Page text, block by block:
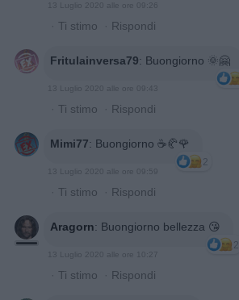
· Ti stimo · Rispondi
Fritulainversa79: Buongiorno 🌞🤗
· Ti stimo · Rispondi
Mimi77: Buongiorno ☕🥐🌹
2
· Ti stimo · Rispondi
Aragorn: Buongiorno bellezza 😘
2
13 Luglio 2020 alle ore 10:27
· Ti stimo · Rispondi